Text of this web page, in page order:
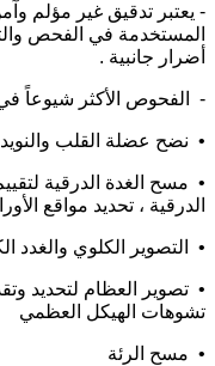
- يعتبر تدقيق غير مؤلم
المستخدمة في الفحص
أضرار جانبية .
- الفحوص الأكثر شيوعاً
• نضح عضلة القلب
• مسح الغدة الدرقية
الدرقية ، تحديد مواقع
• التصوير الكلوي والغدد
• تصوير العظام لتحديد
تشوهات الهيكل العظمي
• مسح الرئة